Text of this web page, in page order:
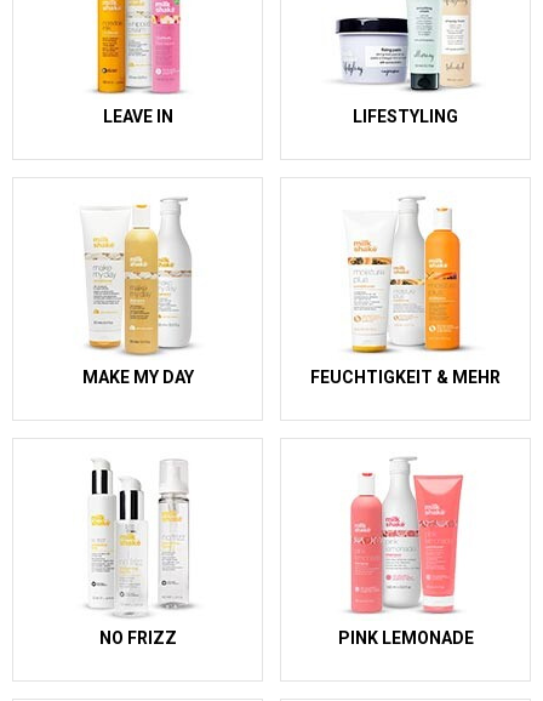
LEAVE IN LIFESTYLING
MAKE MY DAY FEUCHTIGKEIT & MEHR
NO FRIZZ PINK LEMONADE